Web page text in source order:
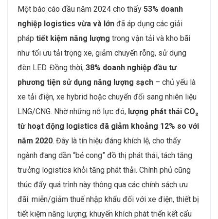
Một báo cáo đầu năm 2024 cho thấy 53% doanh
nghiệp logistics vừa và lớn đã áp dụng các giải
pháp tiết kiệm năng lượng trong vận tải và kho bãi
như tối ưu tải trọng xe, giảm chuyến rỗng, sử dụng
đèn LED. Đồng thời, 38% doanh nghiệp đầu tư
phương tiện sử dụng năng lượng sạch – chủ yếu là
xe tải điện, xe hybrid hoặc chuyển đổi sang nhiên liệu
LNG/CNG. Nhờ những nỗ lực đó, lượng phát thải CO₂
từ hoạt động logistics đã giảm khoảng 12% so với
năm 2020. Đây là tín hiệu đáng khích lệ, cho thấy
ngành đang dần “bẻ cong” đồ thị phát thải, tách tăng
trưởng logistics khỏi tăng phát thải. Chính phủ cũng
thúc đẩy quá trình này thông qua các chính sách ưu
đãi: miễn/giảm thuế nhập khẩu đối với xe điện, thiết bị
tiết kiệm năng lượng; khuyến khích phát triển kết cấu